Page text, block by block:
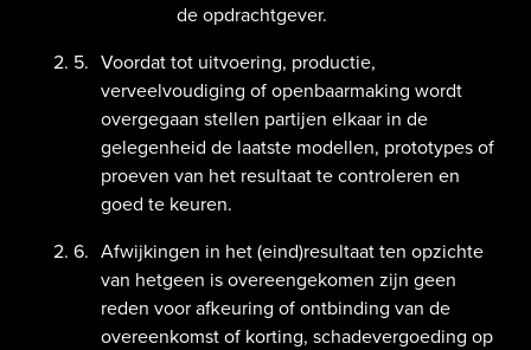
de opdrachtgever.
Voordat tot uitvoering, productie,
verveelvoudiging of openbaarmaking wordt
overgegaan stellen partijen elkaar in de
gelegenheid de laatste modellen, prototypes of
proeven van het resultaat te controleren en
goed te keuren.
Afwijkingen in het (eind)resultaat ten opzichte
van hetgeen is overeengekomen zijn geen
reden voor afkeuring of ontbinding van de
overeenkomst of korting, schadevergoeding op